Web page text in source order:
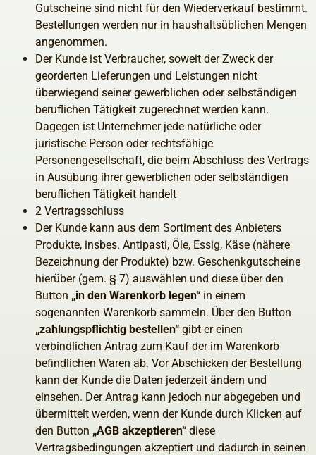
Gutscheine sind nicht für den Wiederverkauf bestimmt.
Bestellungen werden nur in haushaltsüblichen Mengen
angenommen.
Der Kunde ist Verbraucher, soweit der Zweck der
georderten Lieferungen und Leistungen nicht
überwiegend seiner gewerblichen oder selbständigen
beruflichen Tätigkeit zugerechnet werden kann.
Dagegen ist Unternehmer jede natürliche oder
juristische Person oder rechtsfähige
Personengesellschaft, die beim Abschluss des Vertrags
in Ausübung ihrer gewerblichen oder selbständigen
beruflichen Tätigkeit handelt
2 Vertragsschluss
Der Kunde kann aus dem Sortiment des Anbieters
Produkte, insbes. Antipasti, Öle, Essig, Käse (nähere
Bezeichnung der Produkte) bzw. Geschenkgutscheine
hierüber (gem. § 7) auswählen und diese über den
Button „in den Warenkorb legen“ in einem
sogenannten Warenkorb sammeln. Über den Button
„zahlungspflichtig bestellen“ gibt er einen
verbindlichen Antrag zum Kauf der im Warenkorb
befindlichen Waren ab. Vor Abschicken der Bestellung
kann der Kunde die Daten jederzeit ändern und
einsehen. Der Antrag kann jedoch nur abgegeben und
übermittelt werden, wenn der Kunde durch Klicken auf
den Button „AGB akzeptieren“ diese
Vertragsbedingungen akzeptiert und dadurch in seinen